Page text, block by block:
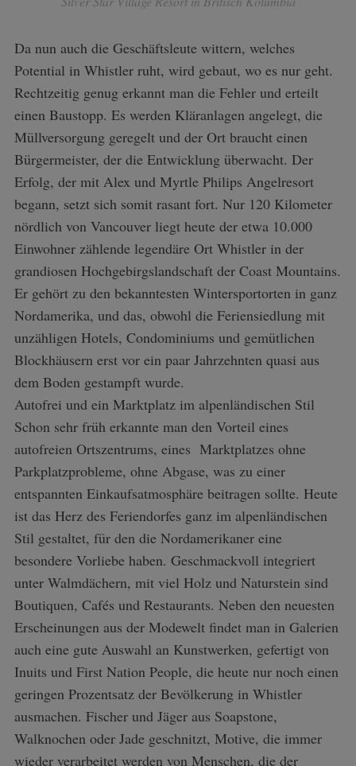
Da nun auch die Geschäftsleute wittern, welches
Potential in Whistler ruht, wird gebaut, wo es nur geht.
Rechtzeitig genug erkannt man die Fehler und erteilt
einen Baustopp. Es werden Kläranlagen angelegt, die
Müllversorgung geregelt und der Ort braucht einen
Bürgermeister, der die Entwicklung überwacht. Der
Erfolg, der mit Alex und Myrtle Philips Angelresort
begann, setzt sich somit rasant fort. Nur 120 Kilometer
nördlich von Vancouver liegt heute der etwa 10.000
Einwohner zählende legendäre Ort Whistler in der
grandiosen Hochgebirgslandschaft der Coast Mountains.
Er gehört zu den bekanntesten Wintersportorten in ganz
Nordamerika, und das, obwohl die Feriensiedlung mit
unzähligen Hotels, Condominiums und gemütlichen
Blockhäusern erst vor ein paar Jahrzehnten quasi aus
dem Boden gestampft wurde.
Autofrei und ein Marktplatz im alpenländischen Stil
Schon sehr früh erkannte man den Vorteil eines
autofreien Ortszentrums, eines Marktplatzes ohne
Parkplatzprobleme, ohne Abgase, was zu einer
entspannten Einkaufsatmosphäre beitragen sollte. Heute
ist das Herz des Feriendorfes ganz im alpenländischen
Stil gestaltet, für den die Nordamerikaner eine
besondere Vorliebe haben. Geschmackvoll integriert
unter Walmdächern, mit viel Holz und Naturstein sind
Boutiquen, Cafés und Restaurants. Neben den neuesten
Erscheinungen aus der Modewelt findet man in Galerien
auch eine gute Auswahl an Kunstwerken, gefertigt von
Inuits und First Nation People, die heute nur noch einen
geringen Prozentsatz der Bevölkerung in Whistler
ausmachen. Fischer und Jäger aus Soapstone,
Walknochen oder Jade geschnitzt, Motive, die immer
wieder verarbeitet werden von Menschen, die der